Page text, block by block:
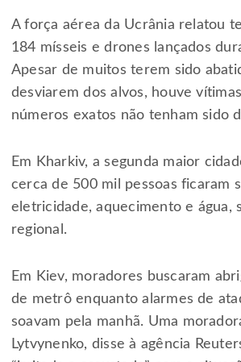
A força aérea da Ucrânia relatou
184 mísseis e drones lançados
Apesar de muitos terem sido
desviarem dos alvos, houve
números exatos não tenham sido
Em Kharkiv, a segunda maior
cerca de 500 mil pessoas ficaram
eletricidade, aquecimento e água,
regional.
Em Kiev, moradores buscaram
de metrô enquanto alarmes de
soavam pela manhã. Uma
Lytvynenko, disse à agência